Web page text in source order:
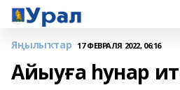
Яңылыҡтар 17 ФЕВРАЛЯ 2022, 06:16
Айыуға һунар